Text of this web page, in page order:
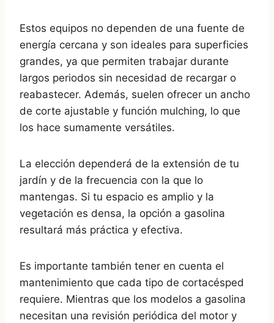
Estos equipos no dependen de una fuente de
energía cercana y son ideales para superficies
grandes, ya que permiten trabajar durante
largos periodos sin necesidad de recargar o
reabastecer. Además, suelen ofrecer un ancho
de corte ajustable y función mulching, lo que
los hace sumamente versátiles.
La elección dependerá de la extensión de tu
jardín y de la frecuencia con la que lo
mantengas. Si tu espacio es amplio y la
vegetación es densa, la opción a gasolina
resultará más práctica y efectiva.
Es importante también tener en cuenta el
mantenimiento que cada tipo de cortacésped
requiere. Mientras que los modelos a gasolina
necesitan una revisión periódica del motor y